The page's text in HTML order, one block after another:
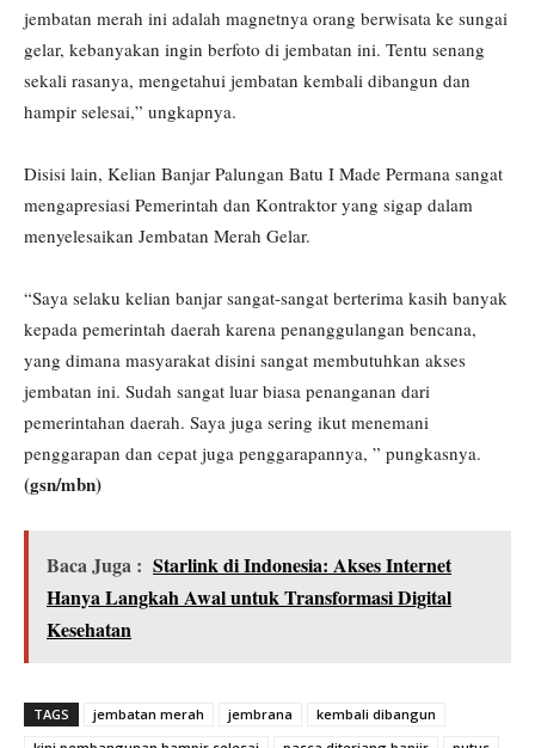
jembatan merah ini adalah magnetnya orang berwisata ke sungai
gelar, kebanyakan ingin berfoto di jembatan ini. Tentu senang
sekali rasanya, mengetahui jembatan kembali dibangun dan
hampir selesai,” ungkapnya.
Disisi lain, Kelian Banjar Palungan Batu I Made Permana sangat
mengapresiasi Pemerintah dan Kontraktor yang sigap dalam
menyelesaikan Jembatan Merah Gelar.
“Saya selaku kelian banjar sangat-sangat berterima kasih banyak
kepada pemerintah daerah karena penanggulangan bencana,
yang dimana masyarakat disini sangat membutuhkan akses
jembatan ini. Sudah sangat luar biasa penanganan dari
pemerintahan daerah. Saya juga sering ikut menemani
penggarapan dan cepat juga penggarapannya, ” pungkasnya.
(gsn/mbn)
Baca Juga : Starlink di Indonesia: Akses Internet
Hanya Langkah Awal untuk Transformasi Digital
Kesehatan
TAGS jembatan merah jembrana
kembali dibangun